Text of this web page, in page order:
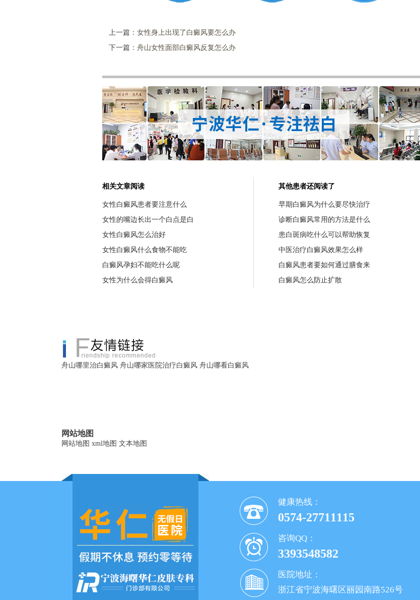
上一篇： 女性身上出现了白癜风要怎么办
下一篇： 舟山女性面部白癜风反复怎么办
相关文章阅读
女性白癜风患者要注意什么
女性的嘴边长出一个白点是白
女性白癜风怎么治好
女性白癜风什么食物不能吃
白癜风孕妇不能吃什么呢
女性为什么会得白癜风
其他患者还阅读了
早期白癜风为什么要尽快治疗
诊断白癜风常用的方法是什么
患白斑病吃什么可以帮助恢复
中医治疗白癜风效果怎么样
白癜风患者要如何通过膳食来
白癜风怎么防止扩散
舟山哪里治白癜风 舟山哪家医院治疗白癜风 舟山哪看白癜风
网站地图
网站地图 xml地图 文本地图
健康热线：
0574-27711115
咨询QQ：
3393548582
医院地址：
浙江省宁波海曙区丽园南路526号